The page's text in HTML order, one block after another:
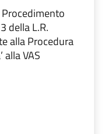
della L.R.
alla Procedura
alla VAS